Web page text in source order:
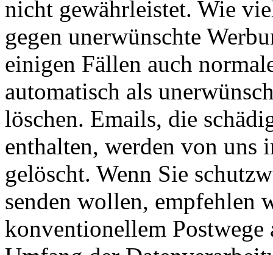
nicht gewährleistet. Wie
gegen unerwünschte
einigen Fällen auch
automatisch als
löschen. Emails, die
enthalten, werden von uns
gelöscht. Wenn Sie
senden wollen, empfehlen
konventionellem Postwege